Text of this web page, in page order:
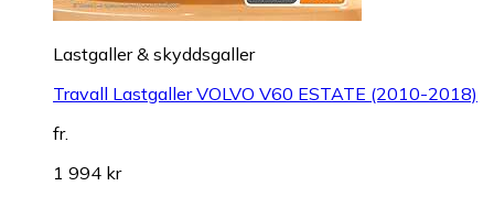
Lastgaller & skyddsgaller
Travall Lastgaller VOLVO V60 ESTATE (2010-2018)
fr.
1 994 kr